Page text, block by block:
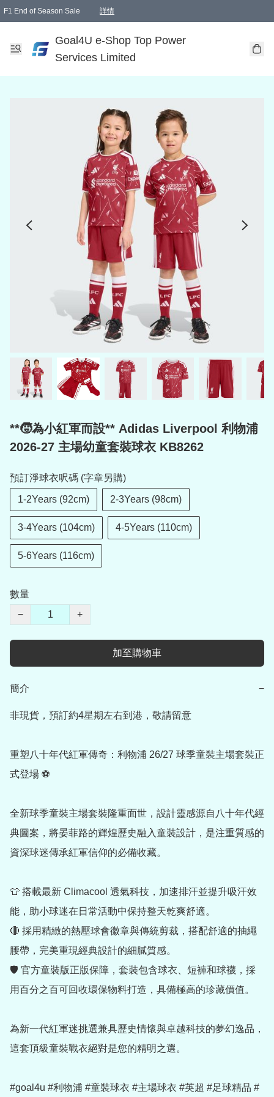
F1 End of Season Sale 詳情
Goal4U e-Shop Top Power
Services Limited
**🧒為小紅軍而設** Adidas Liverpool 利物浦
2026-27 主場幼童套裝球衣 KB8262
預訂淨球衣呎碼 (字章另購)
1-2Years (92cm) 2-3Years (98cm)
3-4Years (104cm) 4-5Years (110cm)
5-6Years (116cm)
數量
−
+
加至購物車
簡介 −
非現貨，預訂約4星期左右到港，敬請留意
重塑八十年代紅軍傳奇：利物浦 26/27 球季童裝主場套裝正
式登場 ⚽
全新球季童裝主場套裝隆重面世，設計靈感源自八十年代經
典圖案，將晏菲路的輝煌歷史融入童裝設計，是注重質感的
資深球迷傳承紅軍信仰的必備收藏。
👕 搭載最新 Climacool 透氣科技，加速排汗並提升吸汗效
能，助小球迷在日常活動中保持整天乾爽舒適。
🔴 採用精緻的熱壓球會徽章與傳統剪裁，搭配舒適的抽繩
腰帶，完美重現經典設計的細膩質感。
🛡️ 官方童裝版正版保障，套裝包含球衣、短褲和球襪，採
用百分之百可回收環保物料打造，具備極高的珍藏價值。
為新一代紅軍迷挑選兼具歷史情懷與卓越科技的夢幻逸品，
這套頂級童裝戰衣絕對是您的精明之選。
#goal4u #利物浦 #童裝球衣 #主場球衣 #英超 #足球精品 #